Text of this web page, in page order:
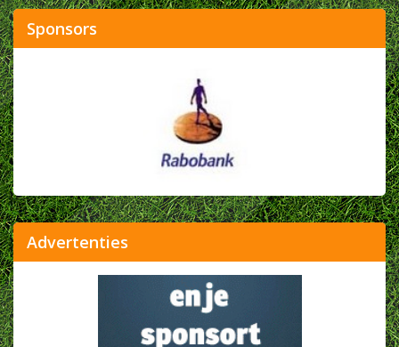
Sponsors
Advertenties